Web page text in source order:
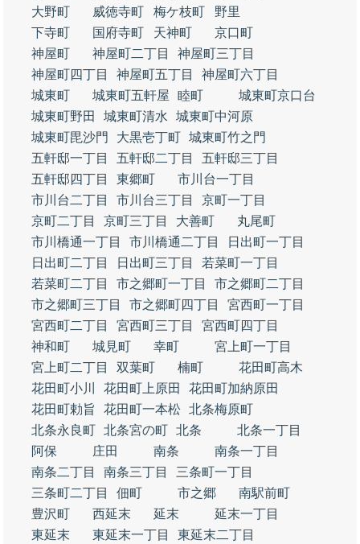
大野町
威徳寺町 梅ケ枝町
野里
下寺町
国府寺町 天神町
京口町
神屋町
神屋町二丁目
神屋町三丁目
神屋町四丁目
神屋町五丁目
神屋町六丁目
城東町
城東町五軒屋 睦町
城東町京口台
城東町野田
城東町清水
城東町中河原
城東町毘沙門
大黒壱丁町 城東町竹之門
五軒邸一丁目
五軒邸二丁目
五軒邸三丁目
五軒邸四丁目
東郷町
市川台一丁目
市川台二丁目
市川台三丁目
京町一丁目
京町二丁目
京町三丁目 大善町
丸尾町
市川橋通一丁目
市川橋通二丁目
日出町一丁目
日出町二丁目
日出町三丁目
若菜町一丁目
若菜町二丁目
市之郷町一丁目
市之郷町二丁目
市之郷町三丁目
市之郷町四丁目
宮西町一丁目
宮西町二丁目
宮西町三丁目
宮西町四丁目
神和町
城見町 幸町
宮上町一丁目
宮上町二丁目
双葉町 楠町
花田町高木
花田町小川
花田町上原田
花田町加納原田
花田町勅旨
花田町一本松 北条梅原町
北条永良町 北条宮の町 北条
北条一丁目
阿保
庄田 南条
南条一丁目
南条二丁目
南条三丁目
三条町一丁目
三条町二丁目
佃町 市之郷
南駅前町
豊沢町
西延末 延末
延末一丁目
東延末
東延末一丁目
東延末二丁目